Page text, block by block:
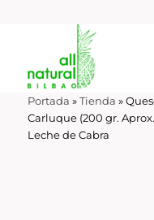
Portada »Tienda »
Carluque (200 gr.
Leche de Cabra